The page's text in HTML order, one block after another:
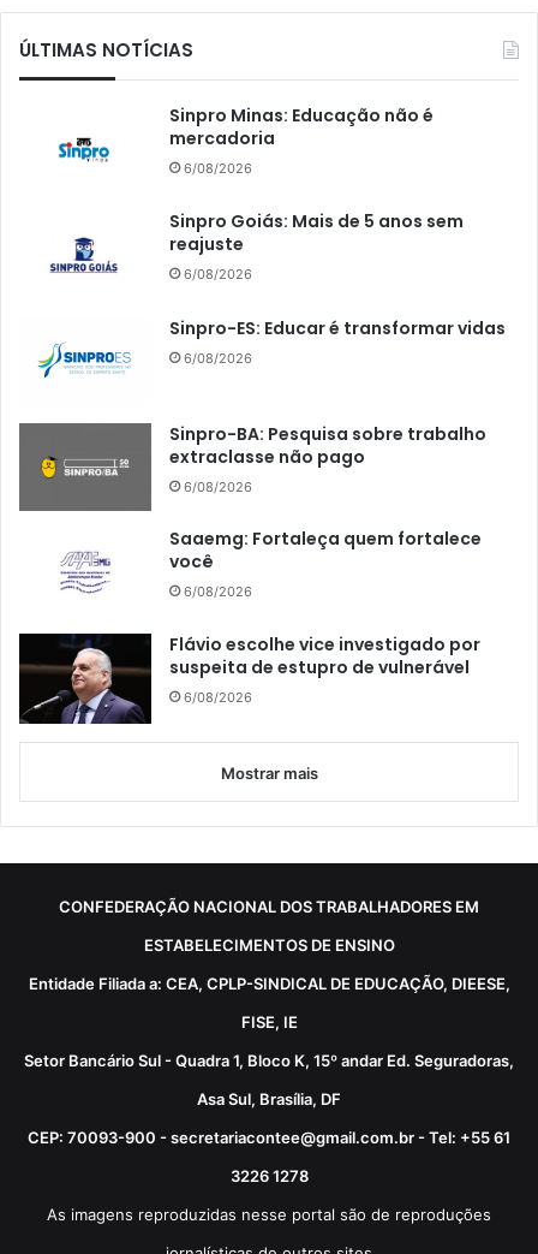
ÚLTIMAS NOTÍCIAS
Sinpro Minas: Educação não é
mercadoria
6/08/2026
Sinpro Goiás: Mais de 5 anos sem
reajuste
6/08/2026
Sinpro-ES: Educar é transformar vidas
6/08/2026
Sinpro-BA: Pesquisa sobre trabalho
extraclasse não pago
6/08/2026
Saaemg: Fortaleça quem fortalece
você
6/08/2026
Flávio escolhe vice investigado por
suspeita de estupro de vulnerável
6/08/2026
Mostrar mais
CONFEDERAÇÃO NACIONAL DOS TRABALHADORES EM
ESTABELECIMENTOS DE ENSINO
Entidade Filiada a: CEA, CPLP-SINDICAL DE EDUCAÇÃO, DIEESE,
FISE, IE
Setor Bancário Sul - Quadra 1, Bloco K, 15º andar Ed. Seguradoras,
Asa Sul, Brasília, DF
CEP: 70093-900 - secretariacontee@gmail.com.br - Tel: +55 61
3226 1278
As imagens reproduzidas nesse portal são de reproduções